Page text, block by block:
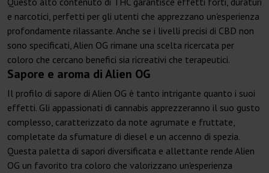
e narcotici, perfetti per gli utenti che apprezzano un'esperienza
profondamente rilassante. Anche se i livelli precisi di CBD non
sono specificati, Alien OG rimane una scelta ricercata per
coloro che cercano benefici sia ricreativi che terapeutici.
Sapore e aroma di Alien OG
Il profilo di sapore di Alien OG è tanto intrigante quanto i suoi
effetti. Gli appassionati di cannabis apprezzeranno il suo gusto
complesso, caratterizzato da note agrumate e fruttate,
completate da sfumature di diesel e un accenno di spezia.
Questa paletta di sapori diversificata e allettante rende Alien
OG un favorito tra coloro che valorizzano un'esperienza